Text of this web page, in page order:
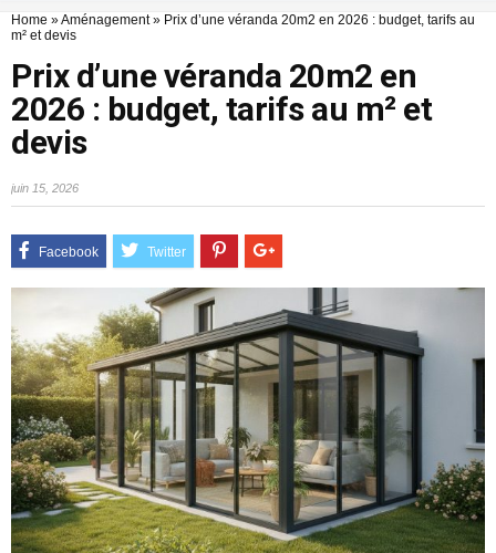
Home »Aménagement» Prix d’une véranda 20m2 en 2026 : budget, tarifs au
m² et devis
Prix d’une véranda 20m2 en
2026 : budget, tarifs au m² et
devis
juin 15, 2026